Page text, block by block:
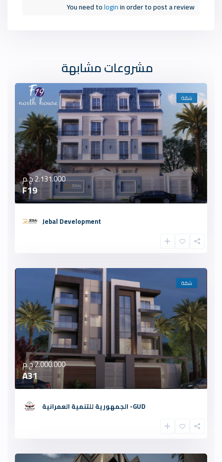
You need tologinin order to post a review
مشروعات مشابهة
شقة
2.131.000 ج.م
F19
Jebal Development
شقة
2.000.000 ج.م
A31
GUD- الجمهورية للتنمية العمرانية